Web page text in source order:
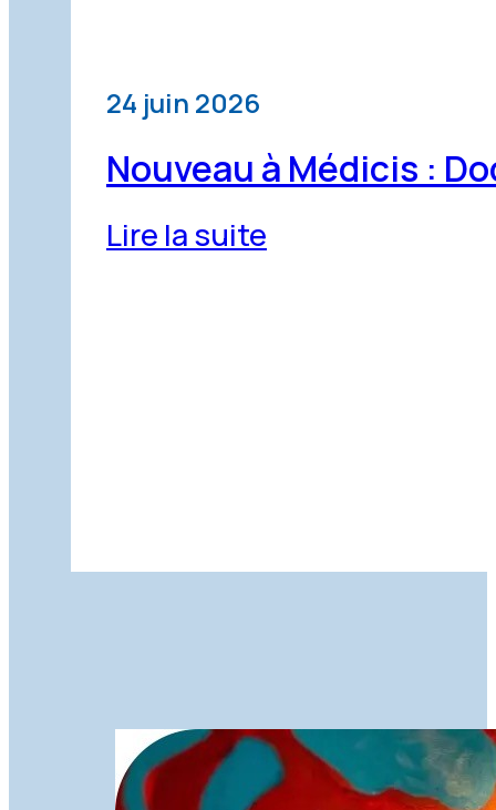
24 juin 2026
Nouveau à Médicis :
Lire la suite